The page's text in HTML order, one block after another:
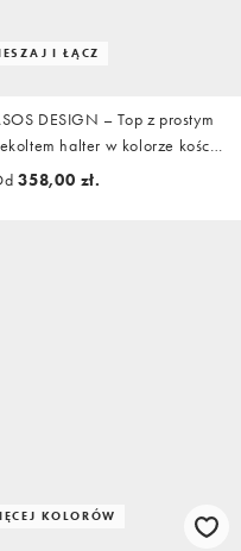
I ŁĄCZ
DESIGN – Top z prostym
halter w kolorze kości
część zestawu
358,00 zł.
KOLORÓW